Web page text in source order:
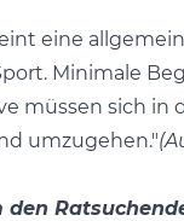
eine
Minimale
müssen sich in
umzugehen."
den